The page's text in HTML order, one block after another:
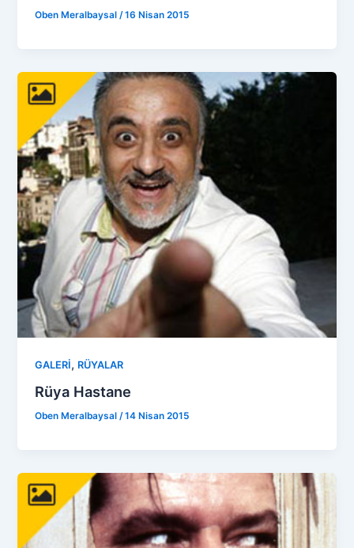
Oben Meralbaysal/16 Nisan 2015
GALERİ, RÜYALAR
Rüya Hastane
Oben Meralbaysal/14 Nisan 2015